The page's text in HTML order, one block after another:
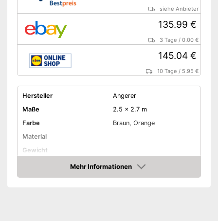
siehe Anbieter
135.99 €
3 Tage /0.00 €
145.04 €
10 Tage / 5.95 €
Hersteller
Angerer
Maße
2.5 x 2.7 m
Farbe
Braun, Orange
Material
Gewicht
Mehr Informationen
Amazon